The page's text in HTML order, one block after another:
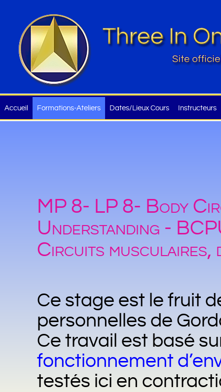
Accueil Formations-Ateliers Dates/Lieux Cours Instructeurs
MP 8- LP 8- Body
Understanding -
Circuits musculaires,
Ce stage est le fruit
personnelles de
Ce travail est basé
fonctionnement
testés ici en